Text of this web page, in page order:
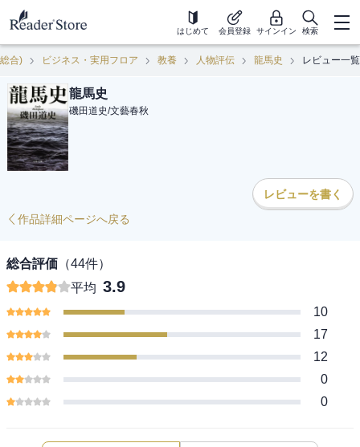
はじめて 会員登録 サインイン 検索
合) ビジネス・実用フロア 教養 人物評伝 龍馬史 レビュー一覧
龍馬史
磯田道史/文藝春秋
レビューを書く
作品詳細ページへ戻る
総合評価 （44件）
平均 3.9
10
17
12
0
0